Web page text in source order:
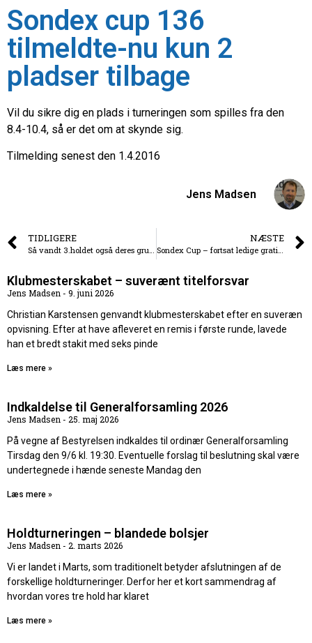
Sondex cup 136
tilmeldte-nu kun 2
pladser tilbage
Vil du sikre dig en plads i turneringen som spilles fra den
8.4-10.4, så er det om at skynde sig.
Tilmelding senest den 1.4.2016
Jens Madsen
TIDLIGERE NÆSTE
Klubmesterskabet – suverænt titelforsvar
Jens Madsen
9. juni 2026
Christian Karstensen genvandt klubmesterskabet efter en suveræn
opvisning. Efter at have afleveret en remis i første runde, lavede
han et bredt stakit med seks pinde
Læs mere »
Indkaldelse til Generalforsamling 2026
Jens Madsen
25. maj 2026
På vegne af Bestyrelsen indkaldes til ordinær Generalforsamling
Tirsdag den 9/6 kl. 19:30. Eventuelle forslag til beslutning skal være
undertegnede i hænde seneste Mandag den
Læs mere »
Holdturneringen – blandede bolsjer
Jens Madsen
2. marts 2026
Vi er landet i Marts, som traditionelt betyder afslutningen af de
forskellige holdturneringer. Derfor her et kort sammendrag af
hvordan vores tre hold har klaret
Læs mere »